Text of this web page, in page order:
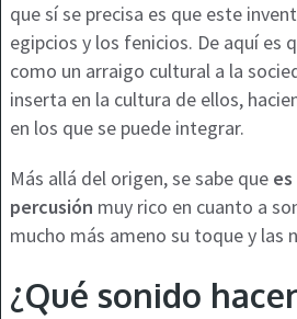
que sí se precisa es que este
egipcios y los fenicios. De aquí es
como un arraigo cultural a la
inserta en la cultura de ellos,
en los que se puede integrar.
Más allá del origen, se sabe que
percusión muy rico en cuanto a
mucho más ameno su toque y las
¿Qué sonido